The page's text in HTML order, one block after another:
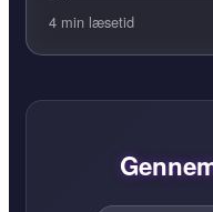
4 min læsetid